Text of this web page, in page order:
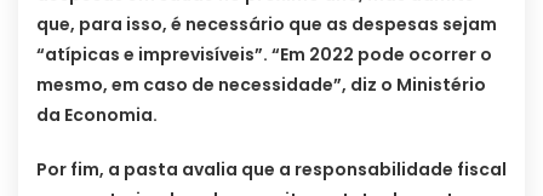
que, para isso, é necessário que as despesas sejam
“atípicas e imprevisíveis”. “Em 2022 pode ocorrer o
mesmo, em caso de necessidade”, diz o Ministério
da Economia.
Por fim, a pasta avalia que a responsabilidade fiscal